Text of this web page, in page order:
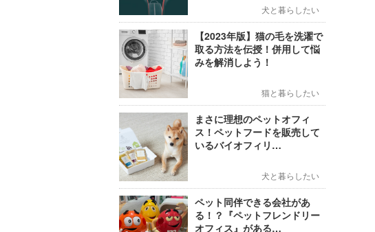
犬と暮らしたい
【2023年版】猫の毛を洗濯で
取る方法を伝授！併用して悩
みを解消しよう！
猫と暮らしたい
まさに理想のペットオフィ
ス！ペットフードを販売して
いるバイオフィリ…
犬と暮らしたい
ペット同伴できる会社があ
る！？『ペットフレンドリー
オフィス』がある…